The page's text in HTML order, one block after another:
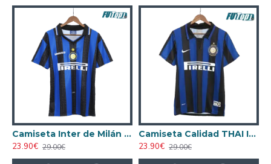
Camiseta Inter de Milán 1997/98 Local Retro Azul/Negro
23.90€ 29.00€
Camiseta Calidad THAI Inter de Milán Home 2007/08 Antigua
23.90€ 29.00€